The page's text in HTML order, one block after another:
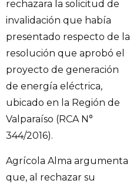
rechazara la solicitud de
invalidación que había
presentado respecto de la
resolución que aprobó el
proyecto de generación
de energía eléctrica,
ubicado en la Región de
Valparaíso (RCA N°
344/2016).
Agrícola Alma argumenta
que, al rechazar su